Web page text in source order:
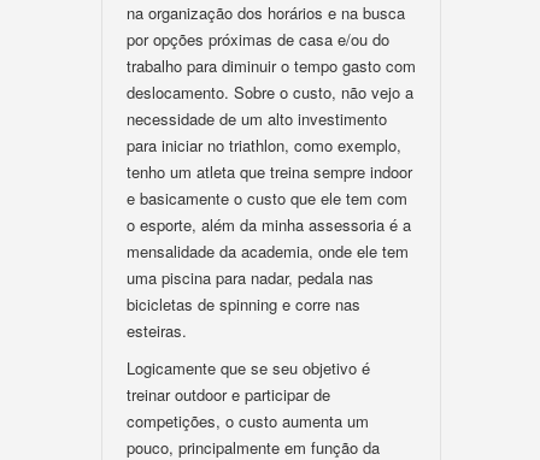
na organização dos horários e na busca
por opções próximas de casa e/ou do
trabalho para diminuir o tempo gasto com
deslocamento. Sobre o custo, não vejo a
necessidade de um alto investimento
para iniciar no triathlon, como exemplo,
tenho um atleta que treina sempre indoor
e basicamente o custo que ele tem com
o esporte, além da minha assessoria é a
mensalidade da academia, onde ele tem
uma piscina para nadar, pedala nas
bicicletas de spinning e corre nas
esteiras.
Logicamente que se seu objetivo é
treinar outdoor e participar de
competições, o custo aumenta um
pouco, principalmente em função da